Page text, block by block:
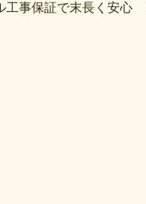
工事保証で末長く安心